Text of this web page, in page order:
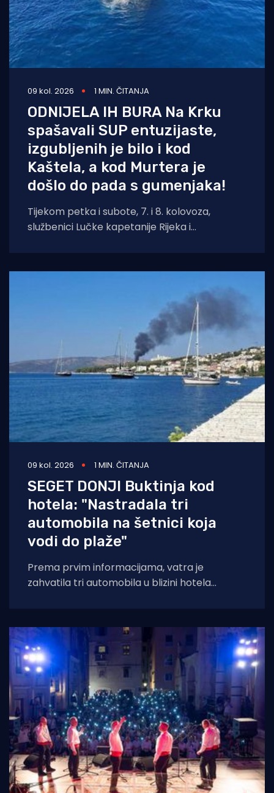
09 kol. 2026 1 MIN. ČITANJA
ODNIJELA IH BURA Na Krku
spašavali SUP entuzijaste,
izgubljenih je bilo i kod
Kaštela, a kod Murtera je
došlo do pada s gumenjaka!
Tijekom petka i subote, 7. i 8. kolovoza,
službenici Lučke kapetanije Rijeka i
09 kol. 2026 1 MIN. ČITANJA
SEGET DONJI Buktinja kod
hotela: "Nastradala tri
automobila na šetnici koja
vodi do plaže"
Prema prvim informacijama, vatra je
zahvatila tri automobila u blizini hotela